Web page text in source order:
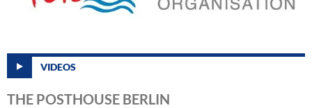
VIDEOS
THE POSTHOUSE BERLIN